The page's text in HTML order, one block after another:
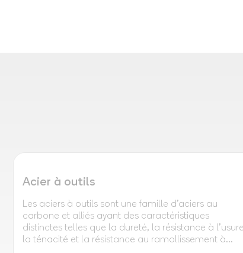
Acier à outils
Les aciers à outils sont une famille d'aciers au
carbone et alliés ayant des caractéristiques
distinctes telles que la dureté, la résistance à
la ténacité et la résistance au ramollissement à...